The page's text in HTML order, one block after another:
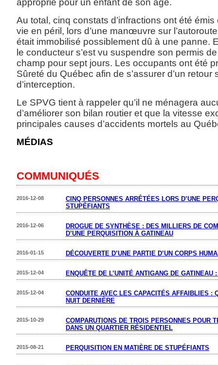
approprié pour un enfant de son âge.
Au total, cinq constats d’infractions ont été émis
vie en péril, lors d’une manœuvre sur
était immobilisé possiblement dû à une panne.
le conducteur s’est vu suspendre son permis
champ pour sept jours. Les occupants ont été
Sûreté du Québec afin de s’assurer d’un retour
d’interception.
Le SPVG tient à rappeler qu’il ne ménagera
d’améliorer son bilan routier et que la vitesse
principales causes d’accidents mortels au
MÉDIAS
COMMUNIQUÉS
CINQ PERSONNES ARRÊTÉES LORS D’UNE
STUPÉFIANTS
2016-12-08
DROGUE DE SYNTHÈSE : DES MILLIERS DE
D’UNE PERQUISITION À GATINEAU
2016-12-06
DÉCOUVERTE D’UNE PARTIE D’UN CORPS
2016-01-15
ENQUÊTE DE L’UNITÉ ANTIGANG DE GATINEAU
2015-12-04
CONDUITE AVEC LES CAPACITÉS AFFAIBLIES :
NUIT DERNIÈRE
2015-12-04
COMPARUTIONS DE TROIS PERSONNES POUR
DANS UN QUARTIER RÉSIDENTIEL
2015-10-29
PERQUISITION EN MATIÈRE DE STUPÉFIANTS
2015-08-21